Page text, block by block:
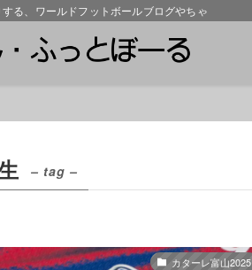
る、ワールドフットボールブログやちゃ
– tag –
カターレ富山2025